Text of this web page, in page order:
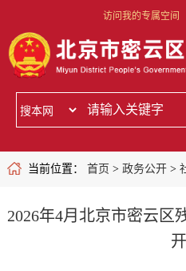
访问我的专属空间
当前位置： 首页 > 政务公开>
2026年4月北京市密云区
开